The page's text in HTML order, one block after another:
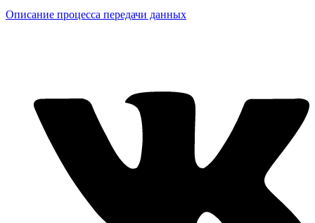
Описание процесса передачи данных